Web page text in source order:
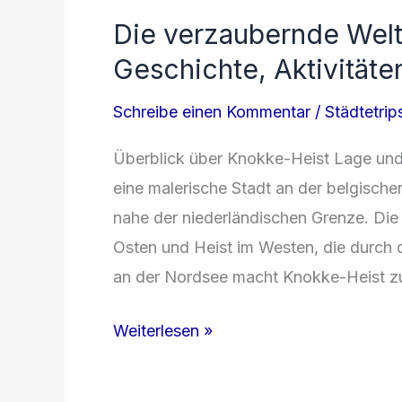
Die verzaubernde
Geschichte,
Schreibe einen Kommentar /
Überblick über Knokke-Heist Lage
eine malerische Stadt an der
nahe der niederländischen Grenze.
Osten und Heist im Westen, die
an der Nordsee macht Knokke-Heist
Die
Weiterlesen »